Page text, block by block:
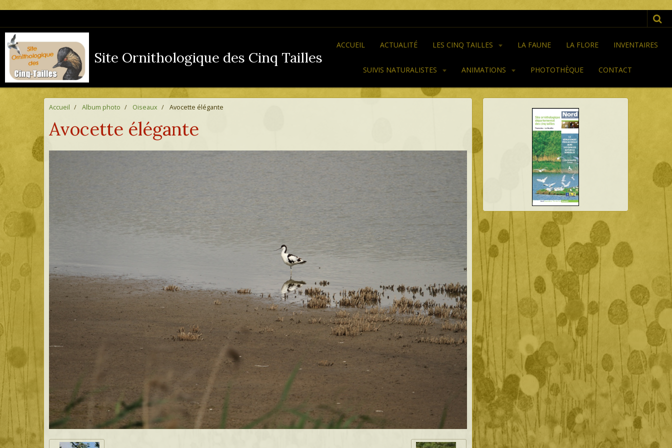
Site Ornithologique des Cinq Tailles
ACCUEIL ACTUALITÉ LES CINQ TAILLES LA FAUNE LA FLORE INVENTAIRES
SUIVIS NATURALISTES ANIMATIONS PHOTOTHÈQUE CONTACT
Accueil Album photo Oiseaux Avocette élégante
Avocette élégante